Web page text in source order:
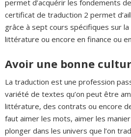
permet d’acquérir les fondements
certificat de traduction 2 permet
grâce à sept cours spécifiques sur
littérature ou encore en finance ou
Avoir une bonne
La traduction est une profession
variété de textes qu’on peut être
littérature, des contrats ou encore
faut aimer les mots, aimer les
plonger dans les univers que l’on